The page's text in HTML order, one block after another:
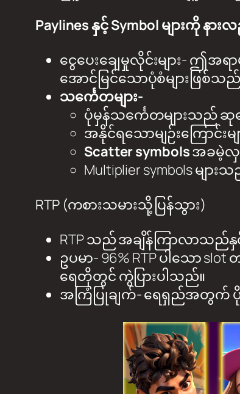
Paylines နှင့် Symbol များကို နားလ
ငွေပေးချေမှုလိုင်းများ- ဤအရ
အောင်မြင်သောပုံစံများဖြစ်သ
သင်္ကေတများ-
ပုံမှန်သင်္ကေတများသည် ဆုက
အနိုင်ရသောမျဉ်းကြောင်း
Scatter symbolsအခမဲ့လှ
Multiplier symbols မျ
RTP (ကစားသမားသို့ပြန်သွား)
RTP သည် အချိန်ကြာလာသည်
ဥပမာ- 96% RTP ပါသော
ရေတိုတွင် ကွဲပြားပါသည်။
အကြံပြုချက်- ရေရှည်အတွက် ပို